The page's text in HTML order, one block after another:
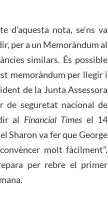
d’aquesta nota, se’ns va
per a un Memoràndum al
similars. És possible
memoràndum per llegir i
de la Junta Assessora
de seguretat nacional de
al Financial Times el 14
Sharon va fer que George
molt fàcilment”.
per rebre el primer